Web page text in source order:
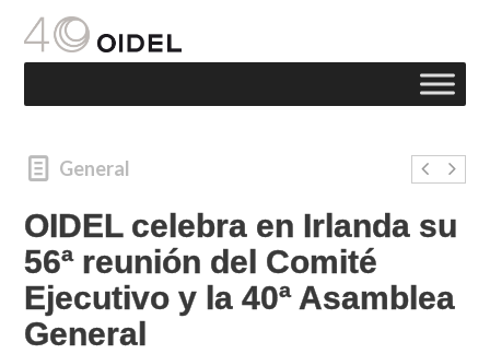
General
OIDEL celebra en Irlanda su
56ª reunión del Comité
Ejecutivo y la 40ª Asamblea
General